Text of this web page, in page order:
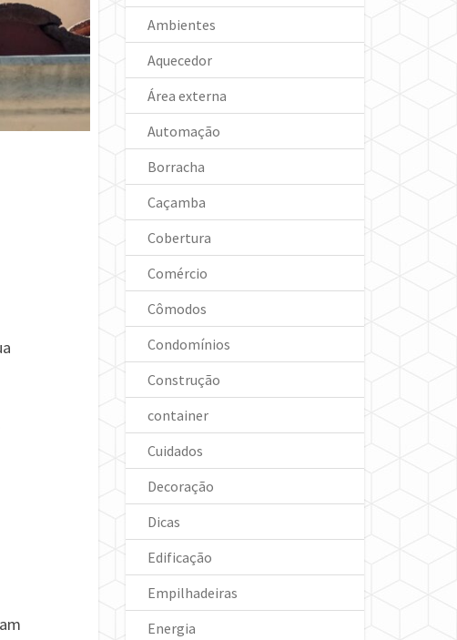
Ambientes
Aquecedor
Área externa
Automação
Borracha
Caçamba
Cobertura
Comércio
Cômodos
Condomínios
Construção
container
Cuidados
Decoração
Dicas
Edificação
Empilhadeiras
Energia